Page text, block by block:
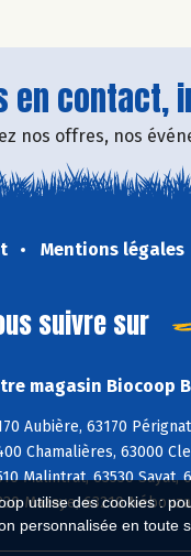
utilise des cookies :
personnalisée en toute
en contact,
nos offres, nos
Mentions légales
suivre sur
magasin Biocoop
Aubière, 63170
Chamalières, 63000
Malintrat, 63530 Sayat,
Mazaye, 63210